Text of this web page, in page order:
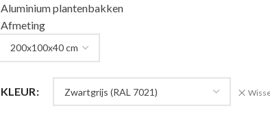
Aluminium plantenbakken
Afmeting
KLEUR